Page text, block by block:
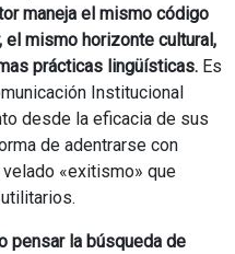
maneja el mismo código
mismo horizonte cultural,
prácticas lingüísticas. Es
Institucional
desde la eficacia de sus
de adentrarse con
«exitismo» que
pensar la búsqueda de